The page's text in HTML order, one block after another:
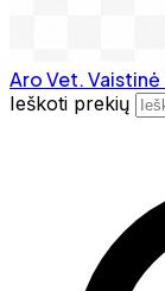
Aro Vet. Vaistinė
Ieškoti prekių